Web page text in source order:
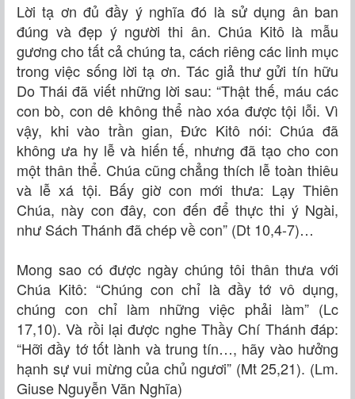
Lời tạ ơn đủ đầy ý nghĩa đó là sử dụng ân ban
đúng và đẹp ý người thi ân. Chúa Kitô là mẫu
gương cho tất cả chúng ta, cách riêng các linh mục
trong việc sống lời tạ ơn. Tác giả thư gửi tín hữu
Do Thái đã viết những lời sau: “Thật thế, máu các
con bò, con dê không thể nào xóa được tội lỗi. Vì
vậy, khi vào trần gian, Đức Kitô nói: Chúa đã
không ưa hy lễ và hiến tế, nhưng đã tạo cho con
một thân thể. Chúa cũng chẳng thích lễ toàn thiêu
và lễ xá tội. Bấy giờ con mới thưa: Lạy Thiên
Chúa, này con đây, con đến để thực thi ý Ngài,
như Sách Thánh đã chép về con” (Dt 10,4-7)…
Mong sao có được ngày chúng tôi thân thưa với
Chúa Kitô: “Chúng con chỉ là đầy tớ vô dụng,
chúng con chỉ làm những việc phải làm” (Lc
17,10). Và rồi lại được nghe Thầy Chí Thánh đáp:
“Hỡi đầy tớ tốt lành và trung tín…, hãy vào hưởng
hạnh sự vui mừng của chủ ngươi” (Mt 25,21). (Lm.
Giuse Nguyễn Văn Nghĩa)